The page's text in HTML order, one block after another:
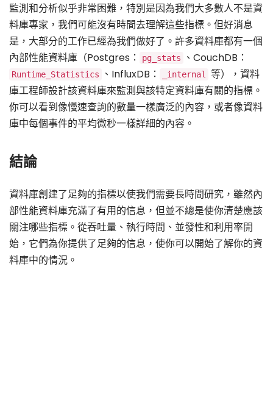
監測和分析似乎非常困難，特別是因為我們大多數人不是資
料庫專家，我們可能沒有時間去理解這些指標。但好消息
是，大部分的工作已經為我們做好了。許多資料庫都有一個
內部性能資料庫（Postgres：
pg_stats 、CouchDB：
Runtime_Statistics 、InfluxDB： _internal
等），資料
庫工程師設計該資料庫來監測與該特定資料庫有關的指標。
你可以看到像慢速查詢的數量一樣廣泛的內容，或者像資料
庫中每個事件的平均微秒一樣詳細的內容。
結論
資料庫創建了足夠的指標以使我們需要長時間研究，雖然內
部性能資料庫充滿了有用的信息，但並不總是使你清楚應該
關注哪些指標。從吞吐量、執行時間、並發性和利用率開
始，它們為你提供了足夠的信息，使你可以開始了解你的資
料庫中的情況。